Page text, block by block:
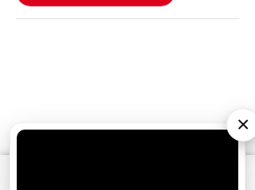
СОБЫТИЯ НА ВИДЕО ×